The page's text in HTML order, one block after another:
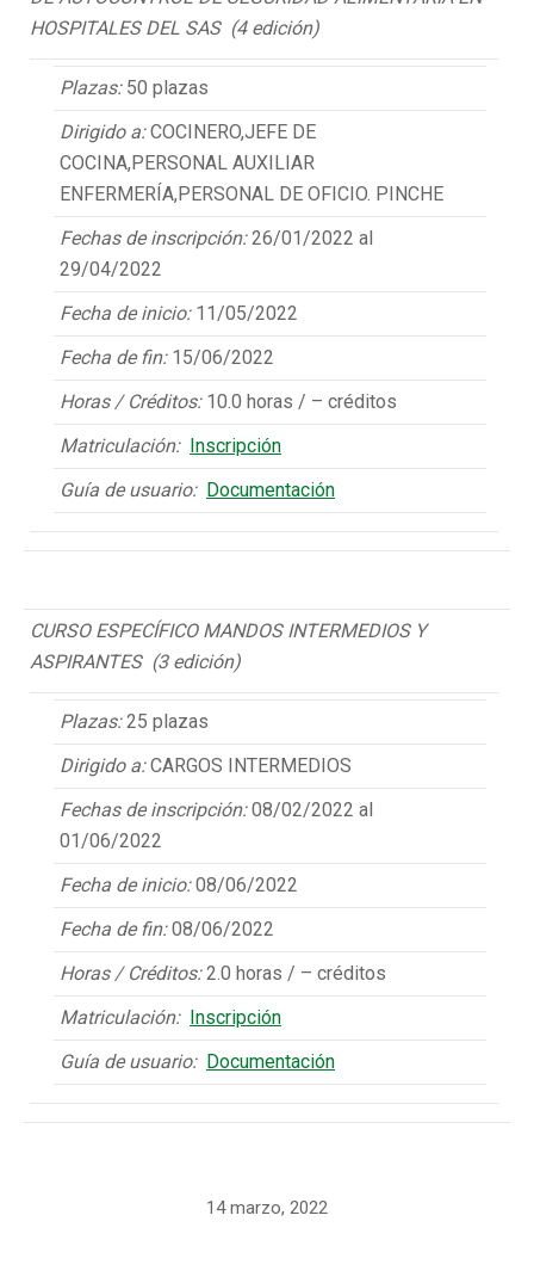
HOSPITALES DEL SAS (4 edición)
Plazas: 50 plazas
Dirigido a:COCINERO,JEFE DE
COCINA,PERSONAL AUXILIAR
ENFERMERÍA,PERSONAL DE OFICIO. PINCHE
Fechas de inscripción:26/01/2022 al
29/04/2022
Fecha de inicio: 11/05/2022
Fecha de fin: 15/06/2022
Horas / Créditos: 10.0 horas / – créditos
Matriculación: Inscripción
Guía de usuario: Documentación
CURSO ESPECÍFICO MANDOS INTERMEDIOS Y
ASPIRANTES (3 edición)
Plazas:25 plazas
Dirigido a:CARGOS INTERMEDIOS
Fechas de inscripción:08/02/2022 al
01/06/2022
Fecha de inicio:08/06/2022
Fecha de fin:08/06/2022
Horas / Créditos:2.0 horas / – créditos
Matriculación: Inscripción
Guía de usuario: Documentación
14 marzo, 2022